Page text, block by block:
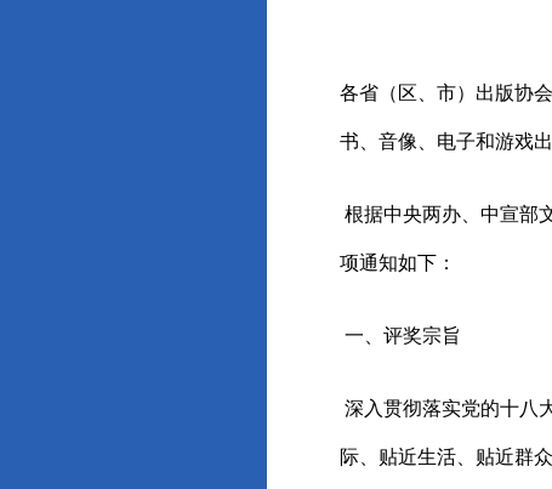
各省（区、市）出版协
书、音像、电子和游戏出
根据中央两办、中宣部
项通知如下：
一、评奖宗旨
深入贯彻落实党的十八
际、贴近生活、贴近群